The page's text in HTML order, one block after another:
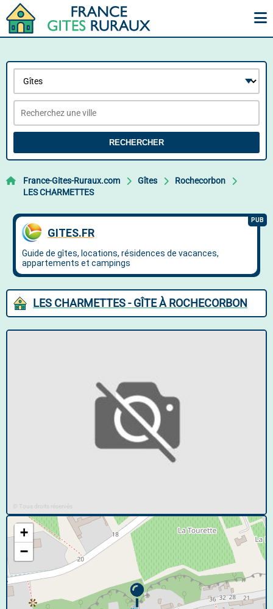
RECHERCHER
France-Gites-Ruraux.com Gîtes
Rochecorbon
LES CHARMETTES
LES CHARMETTES - GÎTE À ROCHECORBON
© Tous droits réservés
+
−